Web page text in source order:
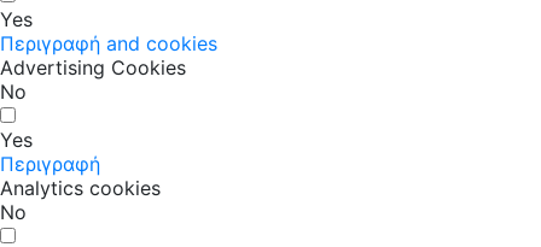
Yes
Περιγραφή and cookies
Advertising Cookies
No
Yes
Περιγραφή
Analytics cookies
No